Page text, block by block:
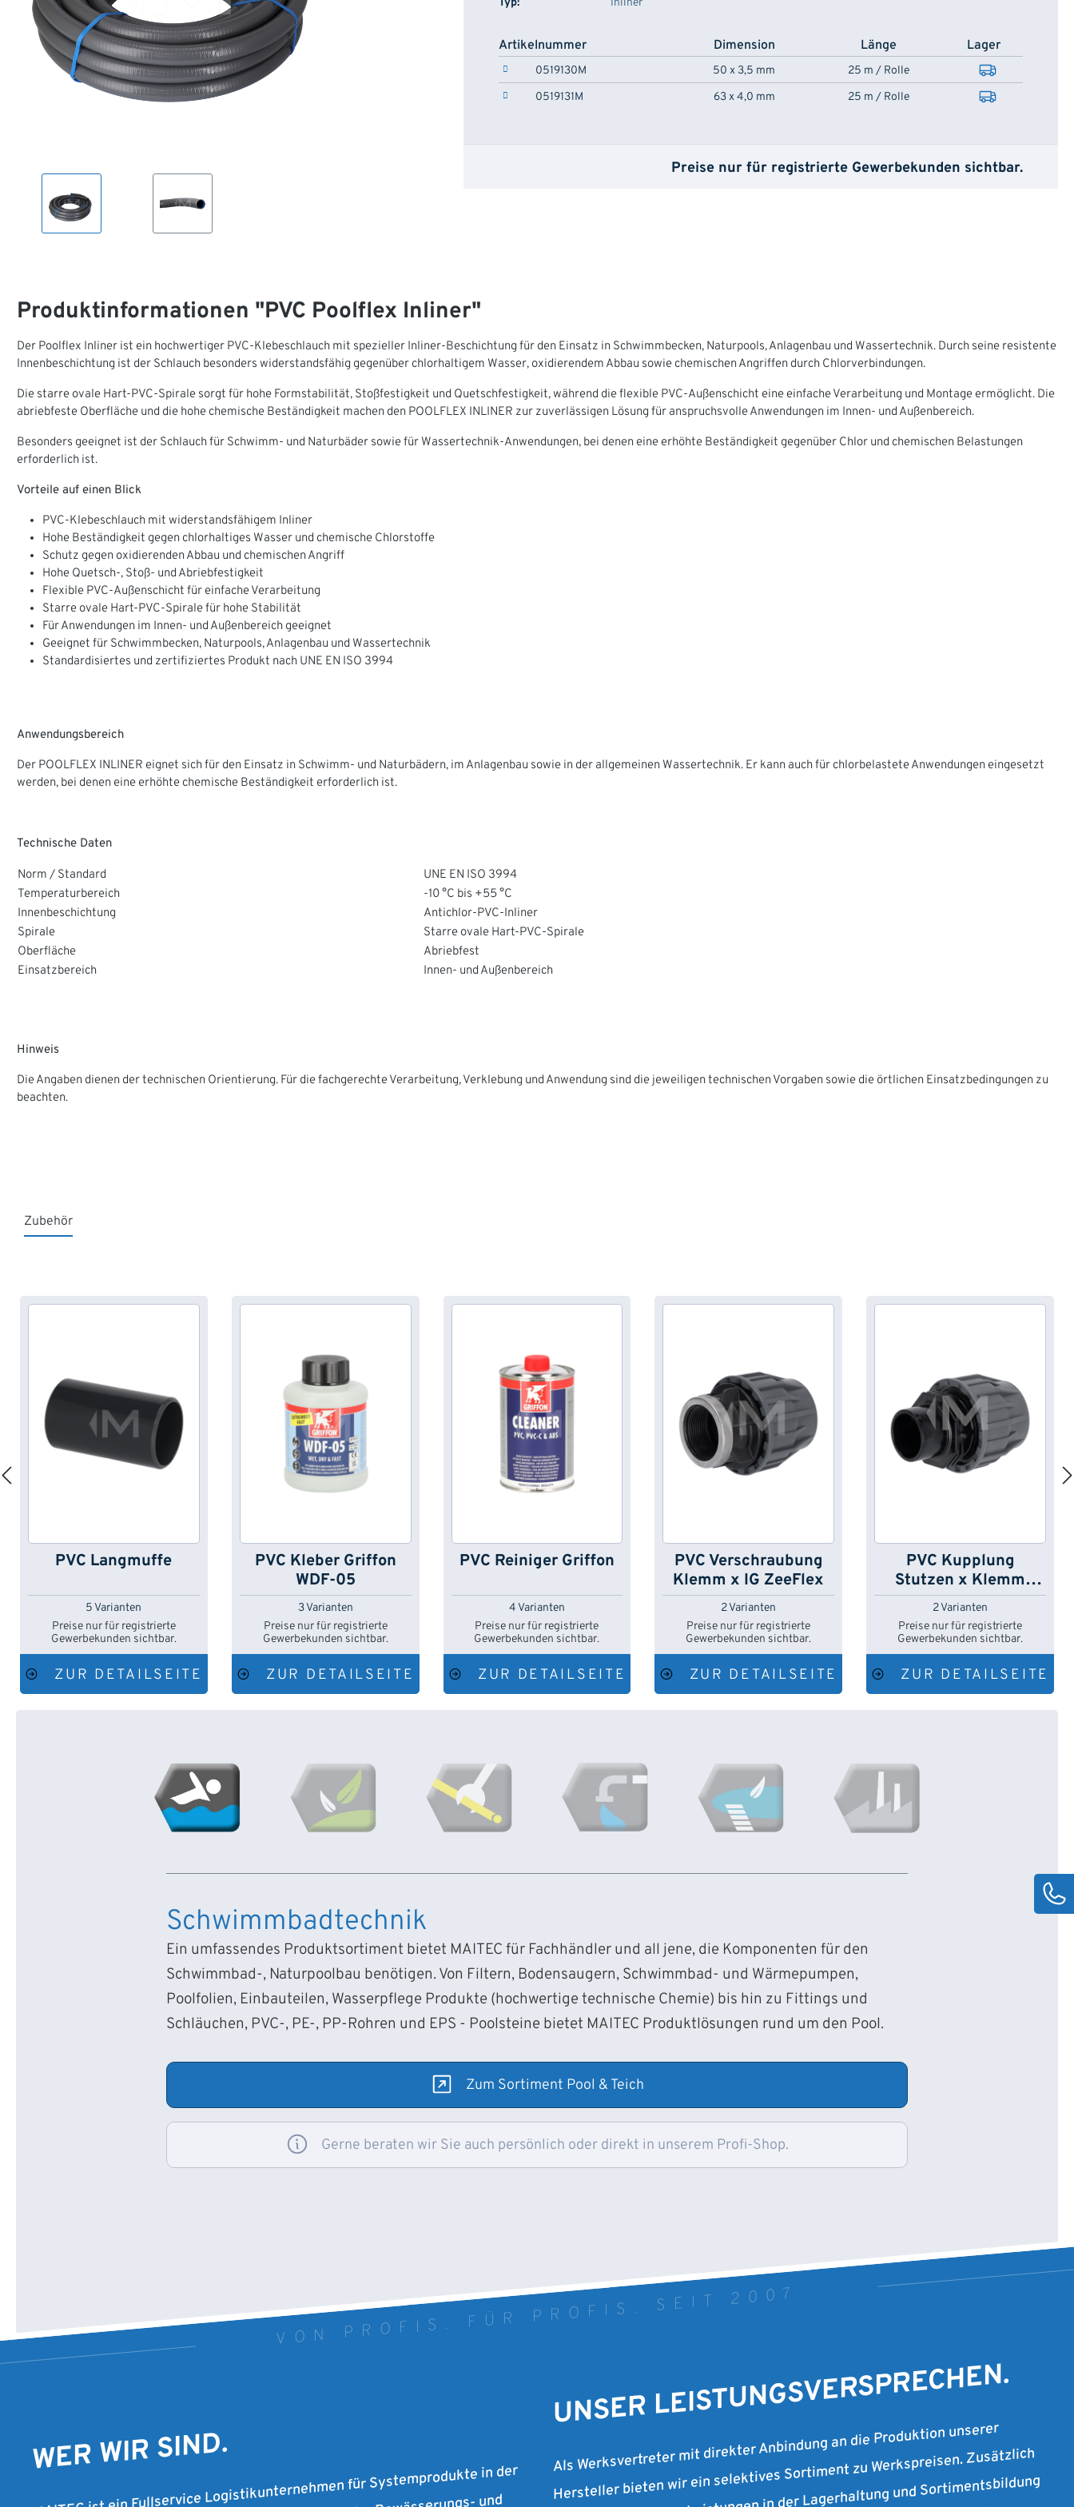
Typ:
Inliner
Artikelnummer Dimension Länge Lager
0519130M 50 x 3,5 mm
25 m / Rolle
0519131M
63 x 4,0 mm 25 m / Rolle
Preise nur für registrierte Gewerbekunden sichtbar.
Produktinformationen "PVC Poolflex Inliner"
Der Poolflex Inliner ist ein hochwertiger PVC-Klebeschlauch mit spezieller Inliner-Beschichtung für den Einsatz in Schwimmbecken, Naturpools, Anlagenbau und Wassertechnik. Durch seine resistente
Innenbeschichtung ist der Schlauch besonders widerstandsfähig gegenüber chlorhaltigem Wasser, oxidierendem Abbau sowie chemischen Angriffen durch Chlorverbindungen.
Die starre ovale Hart-PVC-Spirale sorgt für hohe Formstabilität, Stoßfestigkeit und Quetschfestigkeit, während die flexible PVC-Außenschicht eine einfache Verarbeitung und Montage ermöglicht. Die
abriebfeste Oberfläche und die hohe chemische Beständigkeit machen den POOLFLEX INLINER zur zuverlässigen Lösung für anspruchsvolle Anwendungen im Innen- und Außenbereich.
Besonders geeignet ist der Schlauch für Schwimm- und Naturbäder sowie für Wassertechnik-Anwendungen, bei denen eine erhöhte Beständigkeit gegenüber Chlor und chemischen Belastungen
erforderlich ist.
Vorteile auf einen Blick
PVC-Klebeschlauch mit widerstandsfähigem Inliner
Hohe Beständigkeit gegen chlorhaltiges Wasser und chemische Chlorstoffe
Schutz gegen oxidierenden Abbau und chemischen Angriff
Hohe Quetsch-, Stoß- und Abriebfestigkeit
Flexible PVC-Außenschicht für einfache Verarbeitung
Starre ovale Hart-PVC-Spirale für hohe Stabilität
Für Anwendungen im Innen- und Außenbereich geeignet
Geeignet für Schwimmbecken, Naturpools, Anlagenbau und Wassertechnik
Standardisiertes und zertifiziertes Produkt nach UNE EN ISO 3994
Anwendungsbereich
Der POOLFLEX INLINER eignet sich für den Einsatz in Schwimm- und Naturbädern, im Anlagenbau sowie in der allgemeinen Wassertechnik. Er kann auch für chlorbelastete Anwendungen eingesetzt
werden, bei denen eine erhöhte chemische Beständigkeit erforderlich ist.
Technische Daten
Norm / Standard
UNE EN ISO 3994
Temperaturbereich
-10 °C bis +55 °C
Innenbeschichtung
Antichlor-PVC-Inliner
Spirale
Starre ovale Hart-PVC-Spirale
Oberfläche
Abriebfest
Einsatzbereich
Innen- und Außenbereich
Hinweis
Die Angaben dienen der technischen Orientierung. Für die fachgerechte Verarbeitung, Verklebung und Anwendung sind die jeweiligen technischen Vorgaben sowie die örtlichen Einsatzbedingungen zu
beachten.
Zubehör
PVC Langmuffe
5 Varianten
Preise nur für registrierte
Gewerbekunden sichtbar.
ZUR DETAILSEITE
PVC Kleber Griffon
WDF-05
3 Varianten
Preise nur für registrierte
Gewerbekunden sichtbar.
ZUR DETAILSEITE
PVC Reiniger Griffon
4 Varianten
Preise nur für registrierte
Gewerbekunden sichtbar.
ZUR DETAILSEITE
PVC Verschraubung
Klemm x IG ZeeFlex
2 Varianten
Preise nur für registrierte
Gewerbekunden sichtbar.
ZUR DETAILSEITE
PVC Kupplung
Stutzen x Klemm
ZeeFlex
2 Varianten
Preise nur für registrierte
Gewerbekunden sichtbar.
ZUR DETAILSEITE
Schwimmbadtechnik
Ein umfassendes Produktsortiment bietet MAITEC für Fachhändler und all jene, die Komponenten für den
Schwimmbad-, Naturpoolbau benötigen. Von Filtern, Bodensaugern, Schwimmbad- und Wärmepumpen,
Poolfolien, Einbauteilen, Wasserpflege Produkte (hochwertige technische Chemie) bis hin zu Fittings und
Schläuchen, PVC-, PE-, PP-Rohren und EPS - Poolsteine bietet MAITEC Produktlösungen rund um den Pool.
Zum Sortiment Pool & Teich
Gerne beraten wir Sie auch persönlich oder direkt in unserem Profi-Shop.
VON PROFIS. FÜR PROFIS. SEIT 2007
WER WIR SIND.
MAITEC ist ein Fullservice Logistikunternehmen für Systemprodukte in der
UNSER LEISTUNGSVERSPRECHEN.
Als Werksvertreter mit direkter Anbindung an die Produktion unserer
Hersteller bieten wir ein selektives Sortiment zu Werkspreisen. Zusätzlich